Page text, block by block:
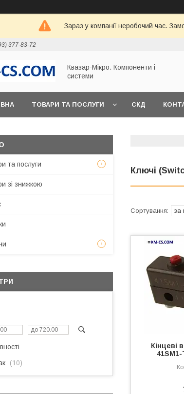
Зараз у компанії неробочий час.
377-83-72
Квазар-Мікро. Компоненти і
системи
ТОВАРИ ТА ПОСЛУГИ СКД
Ключі
Кінцеві
та послуги
зі знижкою
10